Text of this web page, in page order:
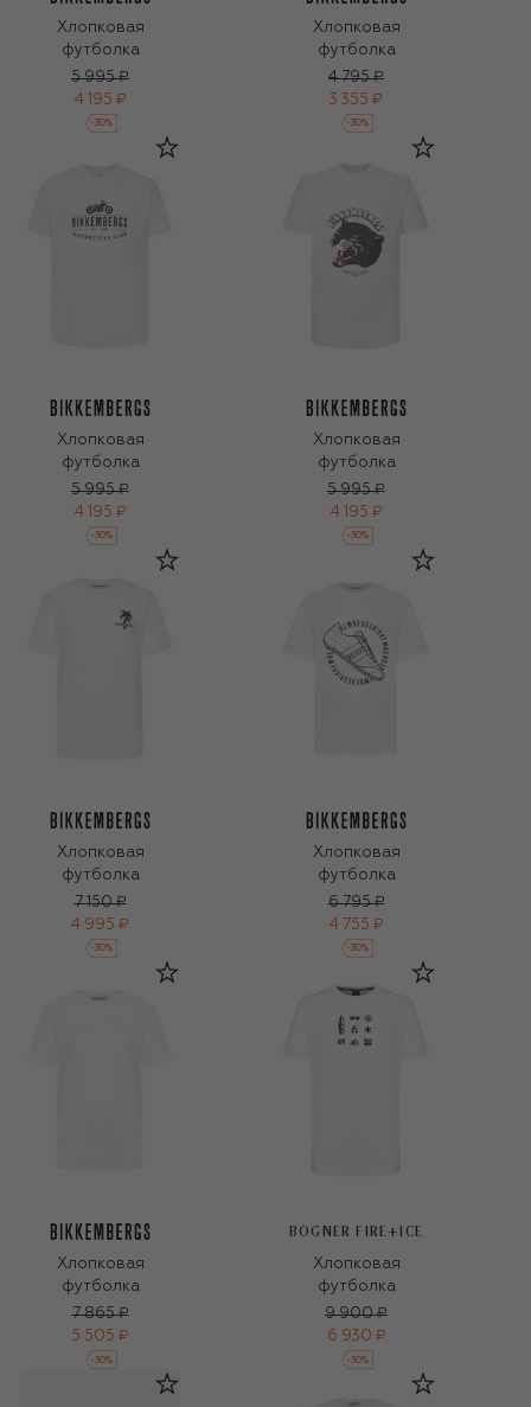
Хлопковая
футболка
5 995 ₽
4 195 ₽
-30%
Хлопковая
футболка
4 795 ₽
3 355 ₽
-30%
Хлопковая
футболка
5 995 ₽
4 195 ₽
-30%
Хлопковая
футболка
5 995 ₽
4 195 ₽
-30%
Хлопковая
футболка
7 150 ₽
4 995 ₽
-30%
Хлопковая
футболка
6 795 ₽
4 755 ₽
-30%
Хлопковая
футболка
7 865 ₽
5 505 ₽
-30%
BOGNER FIRE+ICE
Хлопковая
футболка
9 900 ₽
6 930 ₽
-30%